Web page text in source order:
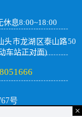
休息8:00~18:00
头市龙湖区泰山路50
车站正对面)
号
×